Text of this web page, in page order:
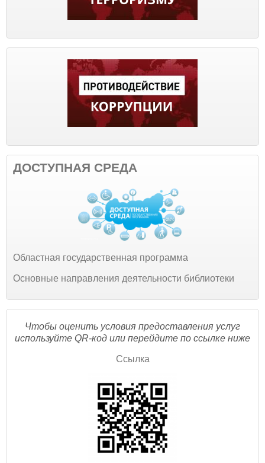
ДОСТУПНАЯ СРЕДА
Областная государственная программа
Основные направления деятельности библиотеки
Чтобы оценить условия предоставления услуг
используйте QR-код или перейдите по ссылке ниже
Ссылка